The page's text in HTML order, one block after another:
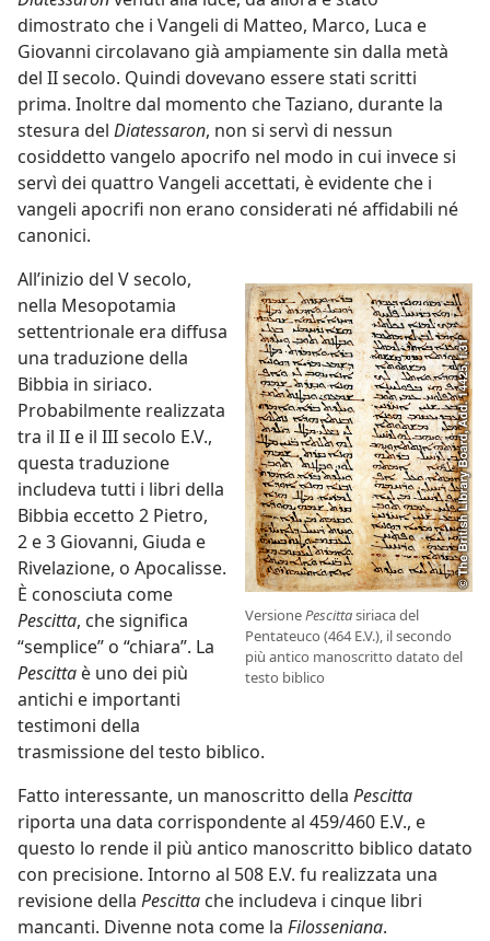
dimostrato che i Vangeli di Matteo, Marco, Luca e
Giovanni circolavano già ampiamente sin dalla metà
del II secolo. Quindi dovevano essere stati scritti
prima. Inoltre dal momento che Taziano, durante la
stesura del Diatessaron, non si servì di nessun
cosiddetto vangelo apocrifo nel modo in cui invece si
servì dei quattro Vangeli accettati, è evidente che i
vangeli apocrifi non erano considerati né affidabili né
canonici.
VersionePescittasiriaca del
Pentateuco (464 E.V.), il secondo
più antico manoscritto datato del
testo biblico
All’inizio del V secolo,
nella Mesopotamia
settentrionale era diffusa
una traduzione della
Bibbia in siriaco.
Probabilmente realizzata
tra il II e il III secolo E.V.,
questa traduzione
includeva tutti i libri della
Bibbia eccetto 2 Pietro,
2 e 3 Giovanni, Giuda e
Rivelazione, o Apocalisse.
È conosciuta come
Pescitta, che significa
“semplice” o “chiara”. La
Pescitta è uno dei più
antichi e importanti
testimoni della
trasmissione del testo biblico.
Fatto interessante, un manoscritto della Pescitta
riporta una data corrispondente al 459/460 E.V., e
questo lo rende il più antico manoscritto biblico datato
con precisione. Intorno al 508 E.V. fu realizzata una
revisione della Pescitta che includeva i cinque libri
mancanti. Divenne nota come la Filosseniana.